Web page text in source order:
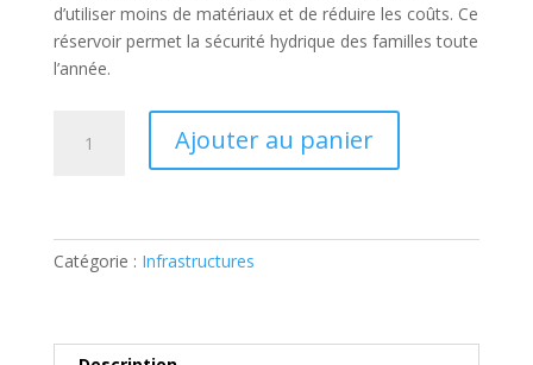
d’utiliser moins de matériaux et de réduire les coûts. Ce
réservoir permet la sécurité hydrique des familles toute
l’année.
L
Ajouter au panier
r
i
Catégorie : Infrastructures